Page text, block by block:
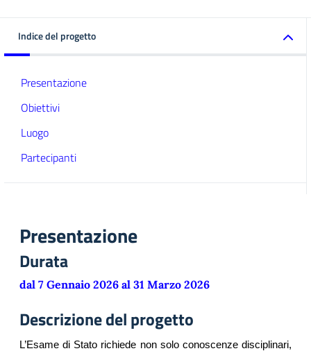
Indice del progetto
Presentazione
Obiettivi
Luogo
Partecipanti
Presentazione
Durata
dal 7 Gennaio 2026 al 31 Marzo 2026
Descrizione del progetto
L’Esame di Stato richiede non solo conoscenze disciplinari,